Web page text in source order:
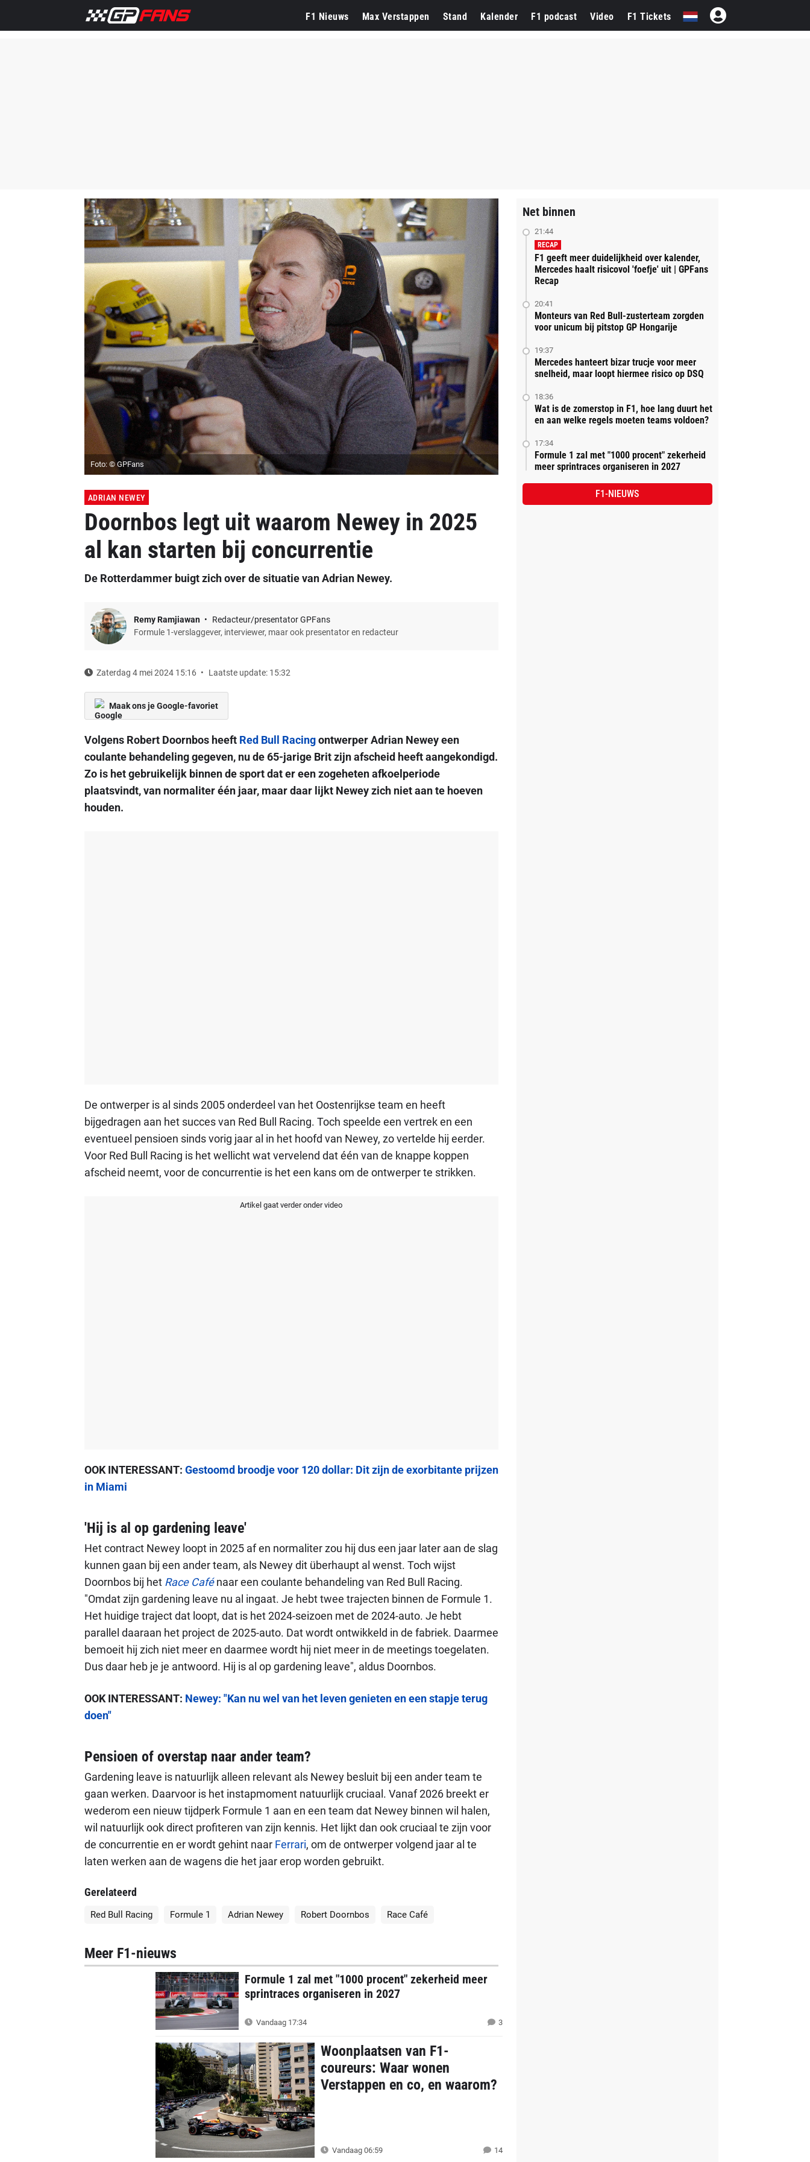
F1 Nieuws Max Verstappen Stand Kalender F1 podcast Video F1 Tickets
Foto: © GPFans
ADRIAN NEWEY
Doornbos legt uit waarom Newey in 2025
al kan starten bij concurrentie
De Rotterdammer buigt zich over de situatie van Adrian Newey.
Remy Ramjiawan
Redacteur/presentator GPFans
Formule 1-verslaggever, interviewer, maar ook presentator en redacteur
Zaterdag 4 mei 2024 15:16 Laatste update: 15:32
Maak ons je Google-favoriet
Volgens Robert Doornbos heeft Red Bull Racingontwerper Adrian Newey een
coulante behandeling gegeven, nu de 65-jarige Brit zijn afscheid heeft aangekondigd.
Zo is het gebruikelijk binnen de sport dat er een zogeheten afkoelperiode
plaatsvindt, van normaliter één jaar, maar daar lijkt Newey zich niet aan te hoeven
houden.
De ontwerper is al sinds 2005 onderdeel van het Oostenrijkse team en heeft
bijgedragen aan het succes van Red Bull Racing. Toch speelde een vertrek en een
eventueel pensioen sinds vorig jaar al in het hoofd van Newey, zo vertelde hij eerder.
Voor Red Bull Racing is het wellicht wat vervelend dat één van de knappe koppen
afscheid neemt, voor de concurrentie is het een kans om de ontwerper te strikken.
Artikel gaat verder onder video
OOK INTERESSANT: Gestoomd broodje voor 120 dollar: Dit zijn de exorbitante prijzen
in Miami
'Hij is al op gardening leave'
Het contract Newey loopt in 2025 af en normaliter zou hij dus een jaar later aan de slag
kunnen gaan bij een ander team, als Newey dit überhaupt al wenst. Toch wijst
Doornbos bij het Race Cafénaar een coulante behandeling van Red Bull Racing.
"Omdat zijn gardening leave nu al ingaat. Je hebt twee trajecten binnen de Formule 1.
Het huidige traject dat loopt, dat is het 2024-seizoen met de 2024-auto. Je hebt
parallel daaraan het project de 2025-auto. Dat wordt ontwikkeld in de fabriek. Daarmee
bemoeit hij zich niet meer en daarmee wordt hij niet meer in de meetings toegelaten.
Dus daar heb je je antwoord. Hij is al op gardening leave", aldus Doornbos.
OOK INTERESSANT: Newey: "Kan nu wel van het leven genieten en een stapje terug
doen"
Pensioen of overstap naar ander team?
Gardening leave is natuurlijk alleen relevant als Newey besluit bij een ander team te
gaan werken. Daarvoor is het instapmoment natuurlijk cruciaal. Vanaf 2026 breekt er
wederom een nieuw tijdperk Formule 1 aan en een team dat Newey binnen wil halen,
wil natuurlijk ook direct profiteren van zijn kennis. Het lijkt dan ook cruciaal te zijn voor
de concurrentie en er wordt gehint naar Ferrari, om de ontwerper volgend jaar al te
laten werken aan de wagens die het jaar erop worden gebruikt.
Gerelateerd
Red Bull Racing Formule 1 Adrian Newey Robert Doornbos Race Café
Meer F1-nieuws
Formule 1 zal met "1000 procent" zekerheid meer
sprintraces organiseren in 2027
Vandaag 17:34 3
Woonplaatsen van F1-
coureurs: Waar wonen
Verstappen en co, en waarom?
Vandaag 06:59 14
Net binnen
21:44
RECAP
F1 geeft meer duidelijkheid over kalender,
Mercedes haalt risicovol 'foefje' uit | GPFans
Recap
20:41
Monteurs van Red Bull-zusterteam zorgden
voor unicum bij pitstop GP Hongarije
19:37
Mercedes hanteert bizar trucje voor meer
snelheid, maar loopt hiermee risico op DSQ
18:36
Wat is de zomerstop in F1, hoe lang duurt het
en aan welke regels moeten teams voldoen?
17:34
Formule 1 zal met "1000 procent" zekerheid
meer sprintraces organiseren in 2027
F1-NIEUWS